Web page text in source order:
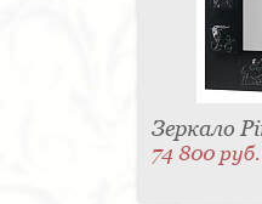
Зеркало
74 800